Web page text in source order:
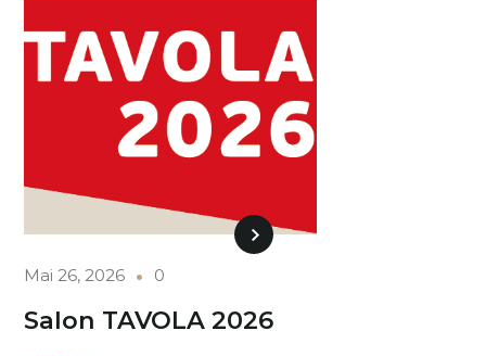
Mai 26, 2026 0
Salon TAVOLA 2026